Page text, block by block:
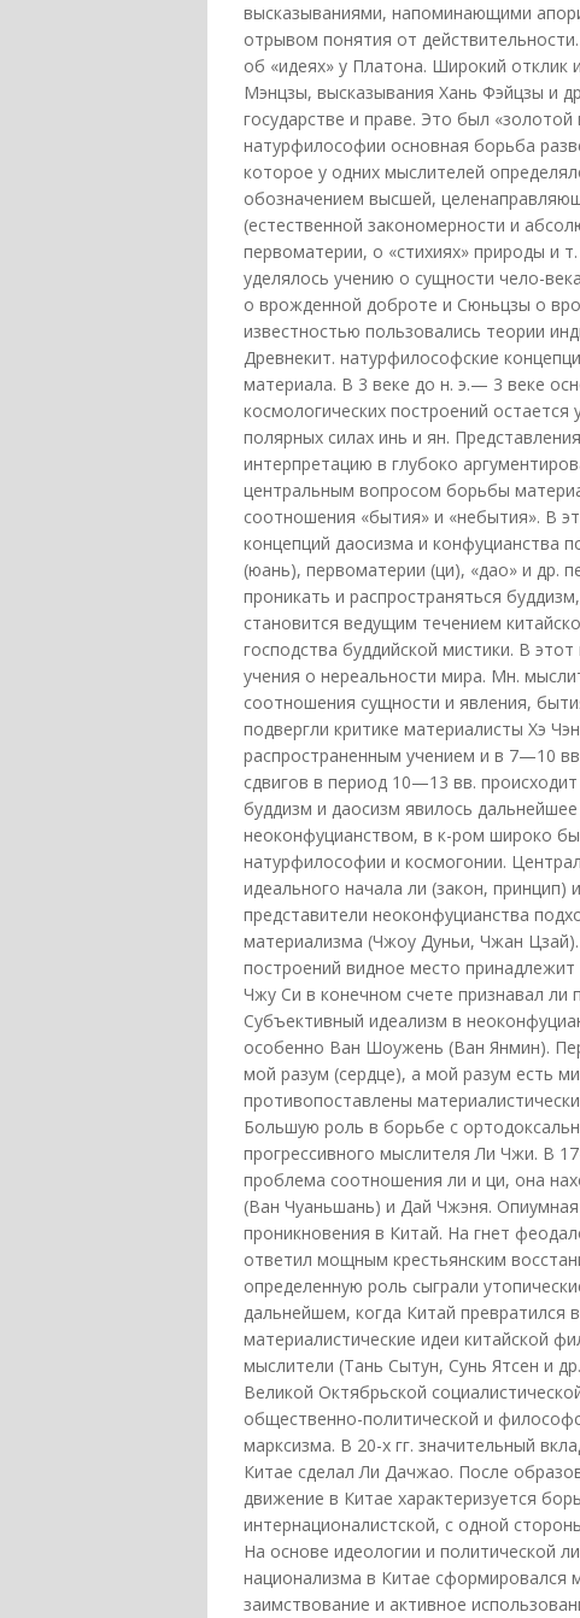
высказываниями, напоминающими
отрывом понятия от
об «идеях» у Платона. Широкий отклик
Мэнцзы, высказывания Хань Фэйцзы и
государстве и праве. Это был
натурфилософии основная борьба
которое у одних мыслителей
обозначением высшей,
(естественной закономерности и
первоматерии, о «стихиях» природы и
уделялось учению о сущности чело-
о врожденной доброте и Сюньцзы о
известностью пользовались теории
Древнекит. натурфилософские
материала. В 3 веке до н. э.— 3 веке
космологических построений
полярных силах инь и ян.
интерпретацию в глубоко
центральным вопросом борьбы
соотношения «бытия» и «небытия». В
концепций даосизма и конфуцианства
(юань), первоматерии (ци), «дао» и др.
проникать и распространяться
становится ведущим течением
господства буддийской мистики. В
учения о нереальности мира. Мн.
соотношения сущности и явления,
подвергли критике материалисты Хэ
распространенным учением и в 7—10
сдвигов в период 10—13 вв.
буддизм и даосизм явилось
неоконфуцианством, в к-ром широко
натурфилософии и космогонии.
идеального начала ли (закон,
представители неоконфуцианства
материализма (Чжоу Дуньи, Чжан
построений видное место
Чжу Си в конечном счете признавал
Субъективный идеализм в
особенно Ван Шоужень (Ван Янмин).
мой разум (сердце), а мой разум есть
противопоставлены
Большую роль в борьбе с
прогрессивного мыслителя Ли Чжи. В
проблема соотношения ли и ци, она
(Ван Чуаньшань) и Дай Чжэня.
проникновения в Китай. На гнет
ответил мощным крестьянским
определенную роль сыграли
дальнейшем, когда Китай превратился
материалистические идеи китайской
мыслители (Тань Сытун, Сунь Ятсен и
Великой Октябрьской
общественно-политической и
марксизма. В 20-х гг. значительный
Китае сделал Ли Дачжао. После
движение в Китае характеризуется
интернационалистской, с одной
На основе идеологии и политической
национализма в Китае сформировался
заимствование и активное